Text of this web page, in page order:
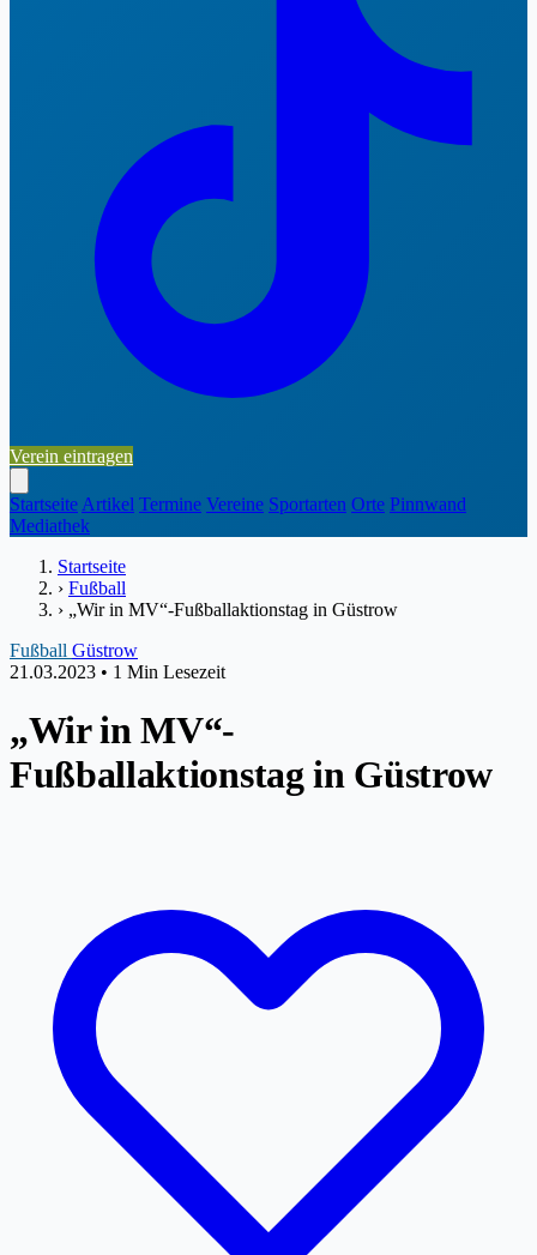
Verein eintragen
Startseite Artikel Termine Vereine Sportarten Orte Pinnwand
Mediathek
Startseite
› Fußball
› „Wir in MV“-Fußballaktionstag in Güstrow
Fußball Güstrow
21.03.2023 • 1 Min Lesezeit
„Wir in MV“-
Fußballaktionstag in Güstrow